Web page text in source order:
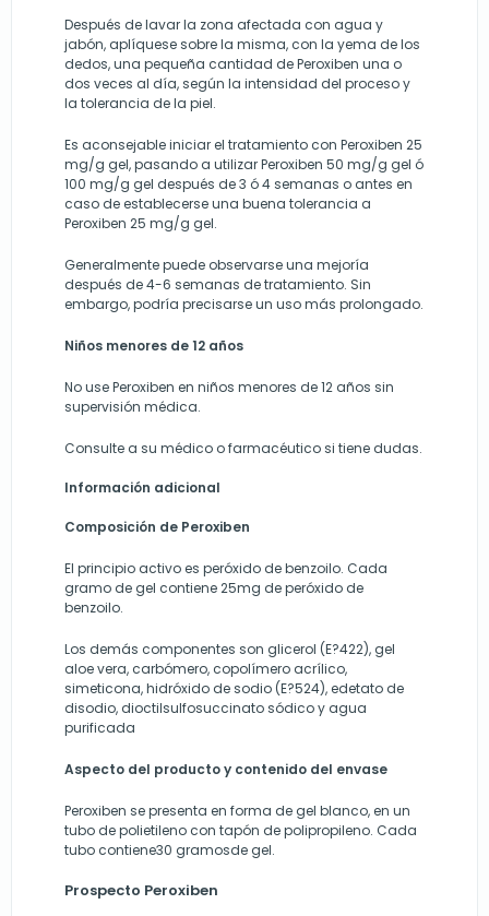
Después de lavar la zona afectada con agua y
jabón, aplíquese sobre la misma, con la yema de los
dedos, una pequeña cantidad de Peroxiben una o
dos veces al día, según la intensidad del proceso y
la tolerancia de la piel.
Es aconsejable iniciar el tratamiento con Peroxiben 25
mg/g gel, pasando a utilizar Peroxiben 50 mg/g gel ó
100 mg/g gel después de 3 ó 4 semanas o antes en
caso de establecerse una buena tolerancia a
Peroxiben 25 mg/g gel.
Generalmente puede observarse una mejoría
después de 4-6 semanas de tratamiento. Sin
embargo, podría precisarse un uso más prolongado.
Niños menores de 12 años
No use Peroxiben en niños menores de 12 años sin
supervisión médica.
Consulte a su médico o farmacéutico si tiene dudas.
Información adicional
Composición de Peroxiben
El principio activo es peróxido de benzoilo. Cada
gramo de gel contiene 25mg de peróxido de
benzoilo.
Los demás componentes son glicerol (E?422), gel
aloe vera, carbómero, copolímero acrílico,
simeticona, hidróxido de sodio (E?524), edetato de
disodio, dioctilsulfosuccinato sódico y agua
purificada
Aspecto del producto y contenido del envase
Peroxiben se presenta en forma de gel blanco, en un
tubo de polietileno con tapón de polipropileno. Cada
tubo contiene30 gramosde gel.
Prospecto Peroxiben